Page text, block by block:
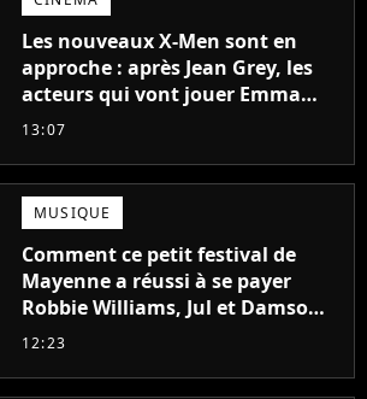
Les nouveaux X-Men sont en
approche : après Jean Grey, les
acteurs qui vont jouer Emma
Frost et Cyclope trouvés !
13:07
MUSIQUE
Comment ce petit festival de
Mayenne a réussi à se payer
Robbie Williams, Jul et Damso
cette année ?
12:23